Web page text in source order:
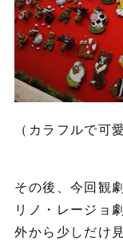
（カラフルで可
その後、今回観
リノ・レージョ
外から少しだけ